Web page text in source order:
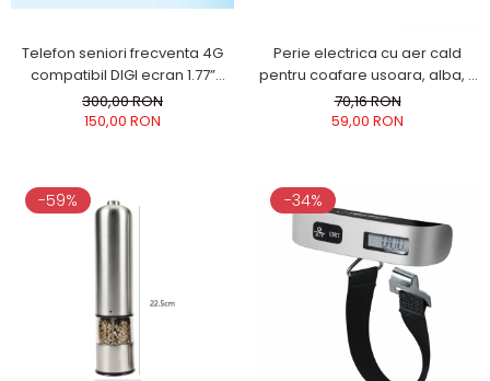
Telefon seniori frecventa 4G
compatibil DIGI ecran 1.77”
camera 0.3MP acumulator
800mAh Halo A LTE Meniu RO
300,00 RON
150,00 RON
Perie electrica cu aer cald
pentru coafare usoara, alba, 3
niveluri de ventilatie, alba
70,16 RON
59,00 RON
-59% -34%